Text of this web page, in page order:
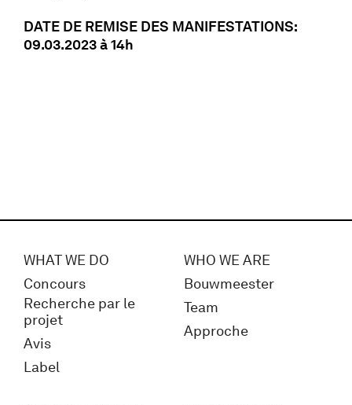
DATE DE REMISE DES MANIFESTATIONS:
09.03.2023 à 14h
WHAT WE DO
Concours
Recherche par le
projet
Avis
Label
WHO WE ARE
Bouwmeester
Team
Approche